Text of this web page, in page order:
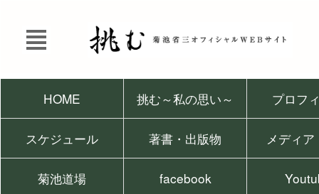
HOME 挑む～私の思い～ プロフ
スケジュール 著書・出版物 メディア
菊池道場 facebook